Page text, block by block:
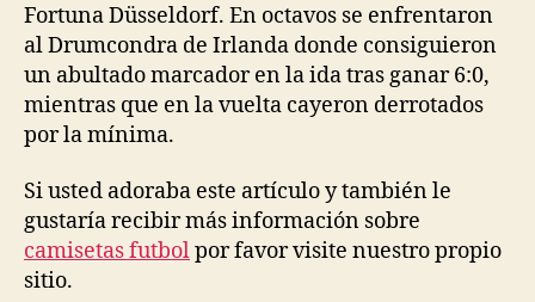
Fortuna Düsseldorf. En octavos se enfrentaron
al Drumcondra de Irlanda donde consiguieron
un abultado marcador en la ida tras ganar 6:0,
mientras que en la vuelta cayeron derrotados
por la mínima.
Si usted adoraba este artículo y también le
gustaría recibir más información sobre
camisetas futbolpor favor visite nuestro propio
sitio.